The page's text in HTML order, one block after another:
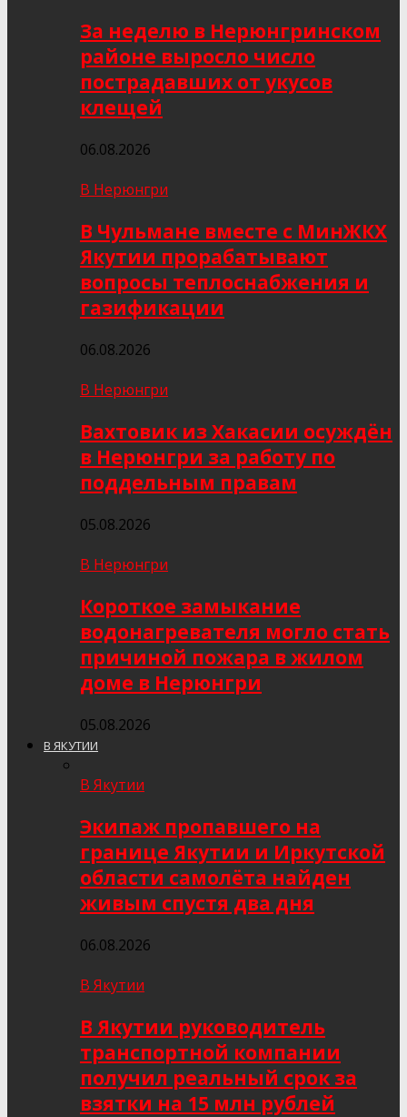
За неделю в Нерюнгринском
районе выросло число
пострадавших от укусов
клещей
06.08.2026
В Нерюнгри
В Чульмане вместе с МинЖКХ
Якутии прорабатывают
вопросы теплоснабжения и
газификации
06.08.2026
В Нерюнгри
Вахтовик из Хакасии осуждён
в Нерюнгри за работу по
поддельным правам
05.08.2026
В Нерюнгри
Короткое замыкание
водонагревателя могло стать
причиной пожара в жилом
доме в Нерюнгри
05.08.2026
В ЯКУТИИ
В Якутии
Экипаж пропавшего на
границе Якутии и Иркутской
области самолёта найден
живым спустя два дня
06.08.2026
В Якутии
В Якутии руководитель
транспортной компании
получил реальный срок за
взятки на 15 млн рублей